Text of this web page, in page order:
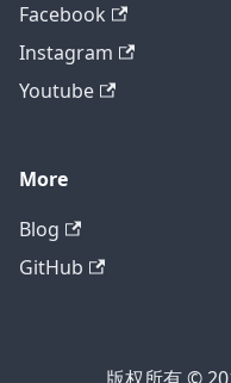
Facebook
Instagram
Youtube
More
Blog
GitHub